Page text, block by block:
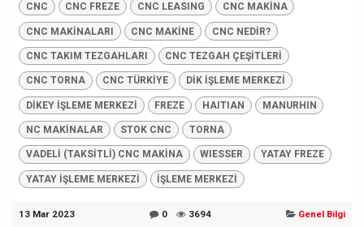
CNC CNC FREZE CNC LEASING CNC MAKİNA
CNC MAKİNALARI CNC MAKİNE CNC NEDİR?
CNC TAKIM TEZGAHLARI CNC TEZGAH ÇEŞİTLERİ
CNC TORNA CNC TÜRKİYE DİK İŞLEME MERKEZİ
DİKEY İŞLEME MERKEZİ FREZE HAITIAN MANURHIN
NC MAKİNALAR STOK CNC TORNA
VADELİ (TAKSİTLİ) CNC MAKİNA WIESSER YATAY FREZE
YATAY İŞLEME MERKEZİ İŞLEME MERKEZİ
13 Mar 2023 0 3694 Genel Bilgi